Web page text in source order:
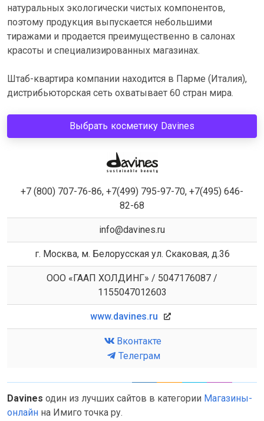
натуральных экологически чистых компонентов,
поэтому продукция выпускается небольшими
тиражами и продается преимущественно в салонах
красоты и специализированных магазинах.
Штаб-квартира компании находится в Парме (Италия),
дистрибьюторская сеть охватывает 60 стран мира.
Выбрать косметику Davines
+7 (800) 707-76-86, +7(499) 795-97-70, +7(495) 646-
82-68
info@davines.ru
г. Москва, м. Белорусская ул. Скаковая, д.36
ООО «ГААП ХОЛДИНГ» / 5047176087 /
1155047012603
www.davines.ru
Вконтакте
Телеграм
Davines один из лучших сайтов в категории Магазины-
онлайн на Имиго точка ру.